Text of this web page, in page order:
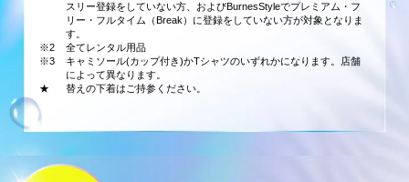
スリー登録をしていない方、およびBurnesStyleでプレミアム・フ
リー・フルタイム（Break）に登録をしていない方が対象となりま
す。
※2
全てレンタル用品
※3
キャミソール(カップ付き)かTシャツのいずれかになります。店舗
によって異なります。
★
替えの下着はご持参ください。